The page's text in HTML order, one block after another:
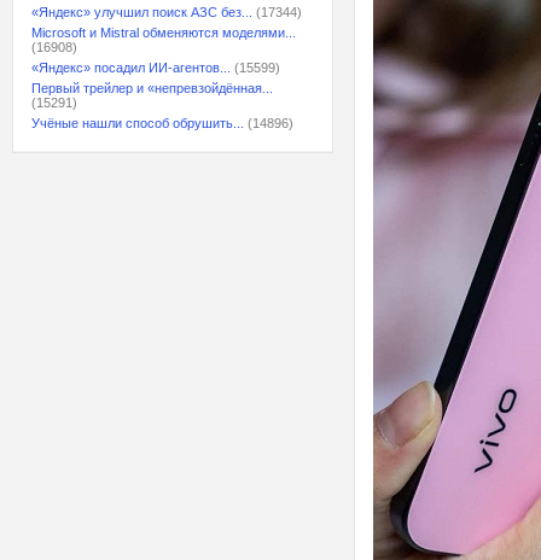
«Яндекс» улучшил поиск АЗС без...
(17344)
Microsoft и Mistral обменяются моделями...
(16908)
«Яндекс» посадил ИИ-агентов...
(15599)
Первый трейлер и «непревзойдённая...
(15291)
Учёные нашли способ обрушить...
(14896)